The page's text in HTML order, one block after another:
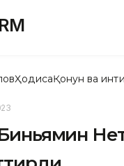
ҲодисаҚонун ва